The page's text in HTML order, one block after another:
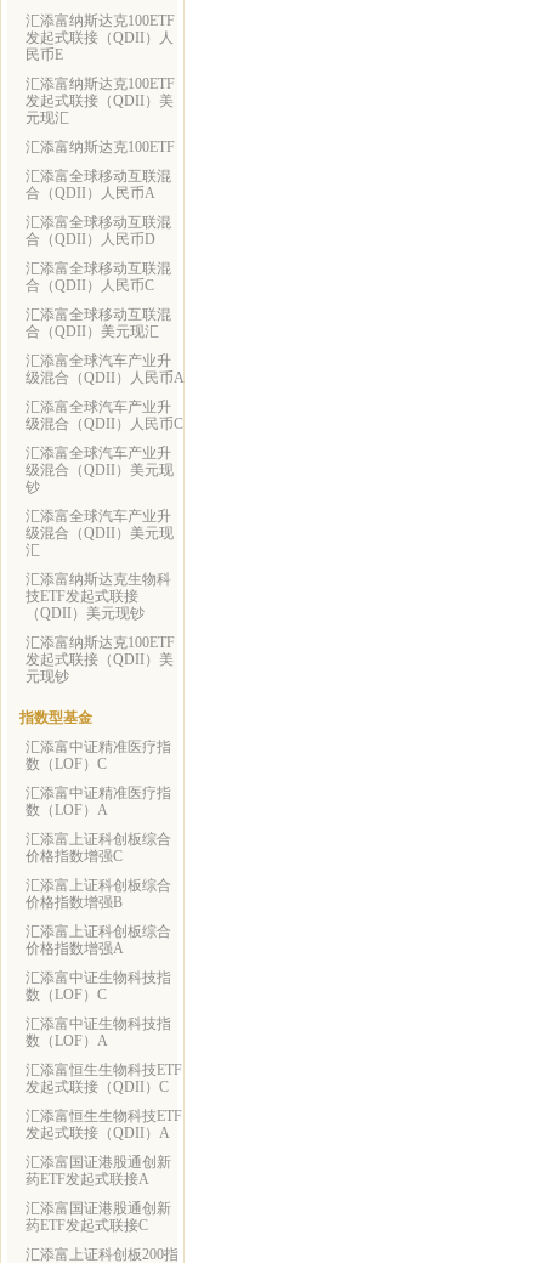
汇添富纳斯达克100ETF
发起式联接（QDII）人
民币E
汇添富纳斯达克100ETF
发起式联接（QDII）美
元现汇
汇添富纳斯达克100ETF
汇添富全球移动互联混
合（QDII）人民币A
汇添富全球移动互联混
合（QDII）人民币D
汇添富全球移动互联混
合（QDII）人民币C
汇添富全球移动互联混
合（QDII）美元现汇
汇添富全球汽车产业升
级混合（QDII）人民币A
汇添富全球汽车产业升
级混合（QDII）人民币C
汇添富全球汽车产业升
级混合（QDII）美元现
钞
汇添富全球汽车产业升
级混合（QDII）美元现
汇
汇添富纳斯达克生物科
技ETF发起式联接
（QDII）美元现钞
汇添富纳斯达克100ETF
发起式联接（QDII）美
元现钞
指数型基金
汇添富中证精准医疗指
数（LOF）C
汇添富中证精准医疗指
数（LOF）A
汇添富上证科创板综合
价格指数增强C
汇添富上证科创板综合
价格指数增强B
汇添富上证科创板综合
价格指数增强A
汇添富中证生物科技指
数（LOF）C
汇添富中证生物科技指
数（LOF）A
汇添富恒生生物科技ETF
发起式联接（QDII）C
汇添富恒生生物科技ETF
发起式联接（QDII）A
汇添富国证港股通创新
药ETF发起式联接A
汇添富国证港股通创新
药ETF发起式联接C
汇添富上证科创板200指